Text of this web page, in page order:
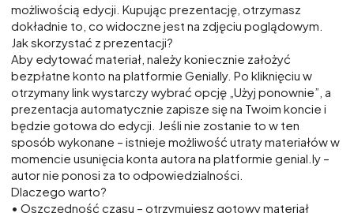
możliwością edycji. Kupując prezentację, otrzymasz
dokładnie to, co widoczne jest na zdjęciu poglądowym.
Jak skorzystać z prezentacji?
Aby edytować materiał, należy koniecznie założyć
bezpłatne konto na platformie Genially. Po kliknięciu w
otrzymany link wystarczy wybrać opcję „Użyj ponownie”, a
prezentacja automatycznie zapisze się na Twoim koncie i
będzie gotowa do edycji. Jeśli nie zostanie to w ten
sposób wykonane – istnieje możliwość utraty materiałów w
momencie usunięcia konta autora na platformie genial.ly –
autor nie ponosi za to odpowiedzialności.
Dlaczego warto?
• Oszczędność czasu – otrzymujesz gotowy materiał